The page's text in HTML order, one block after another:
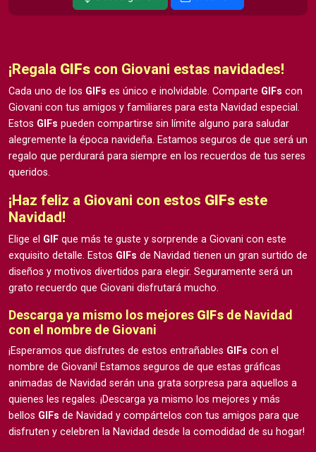
¡Regala GIFs con Giovani estas navidades!
Cada uno de los GIFs es único e inolvidable. Comparte GIFs con
Giovani con tus amigos y familiares para esta Navidad especial.
Estos GIFs pueden compartirse sin límite alguno para saludar
alegremente la época navideña. Estamos seguros de que será un
regalo que perdurará para siempre en los recuerdos de tus seres
queridos.
¡Haz feliz a Giovani con estos GIFs este
Navidad!
Elige el GIF que más te guste y sorprende a Giovani con este
exquisito detalle. Estos GIFs de Navidad tienen un gran surtido de
diseños y motivos divertidos para elegir. Seguramente será un
grato recuerdo que Giovani disfrutará mucho.
Descarga ya mismo los mejores GIFs de Navidad
con el nombre de Giovani
¡Esperamos que disfrutes de estos entrañables GIFs con el
nombre de Giovani! Estamos seguros de que estas gráficas
animadas de Navidad serán una grata sorpresa para aquellos a
quienes les regales. ¡Descarga ya mismo los mejores y más
bellos GIFs de Navidad y compártelos con tus amigos para que
disfruten y celebren la Navidad desde la comodidad de su hogar!